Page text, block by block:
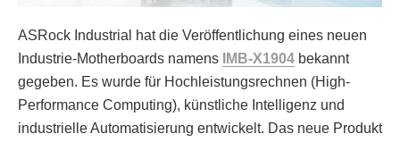
ASRock Industrial hat die Veröffentlichung eines neuen
Industrie-Motherboards namens
IMB-X1904 bekannt
gegeben. Es wurde für Hochleistungsrechnen (High-
Performance Computing), künstliche Intelligenz und
industrielle Automatisierung entwickelt. Das neue Produkt